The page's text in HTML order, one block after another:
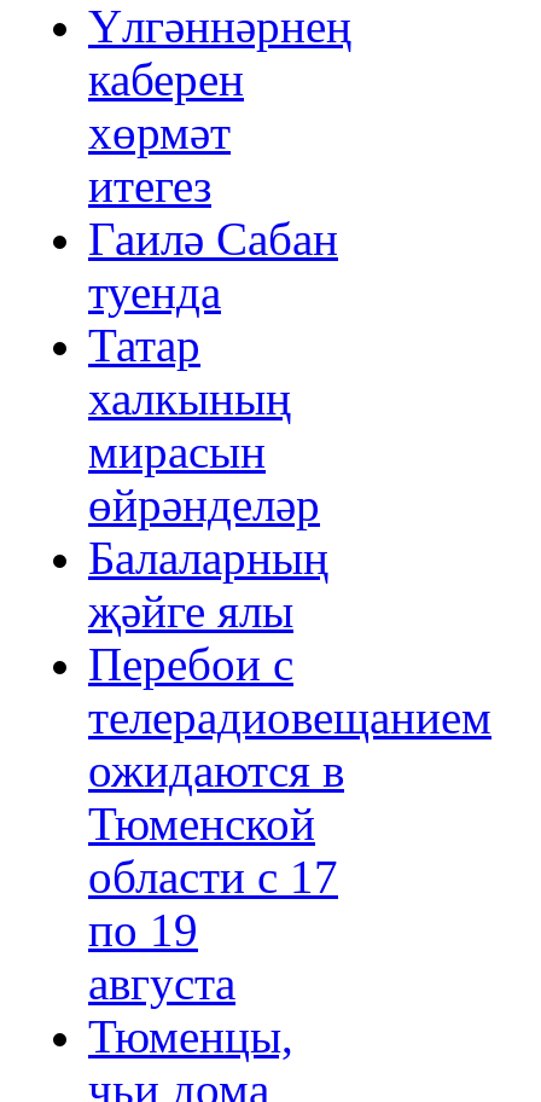
Үлгәннәрнең
каберен
хөрмәт
итегез
Гаилә Сабан
туенда
Татар
халкының
мирасын
өйрәнделәр
Балаларның
җәйге ялы
Перебои с
телерадиовещанием
ожидаются в
Тюменской
области с 17
по 19
августа
Тюменцы,
чьи дома